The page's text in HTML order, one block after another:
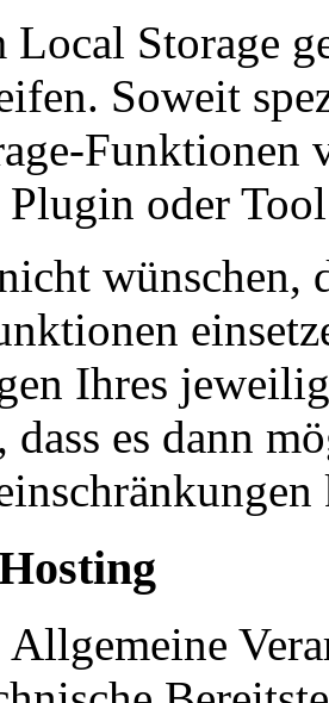
Storage
Soweit
Funktionen
oder
wünschen,
Ihres
es dann